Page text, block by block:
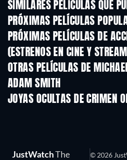
SIMILARES PELÍCULAS QUE
PRÓXIMAS PELÍCULAS
PRÓXIMAS PELÍCULAS DE
(ESTRENOS EN CINE Y
OTRAS PELÍCULAS DE
ADAM SMITH
JOYAS OCULTAS DE CRIMEN
JustWatchThe
© 2026